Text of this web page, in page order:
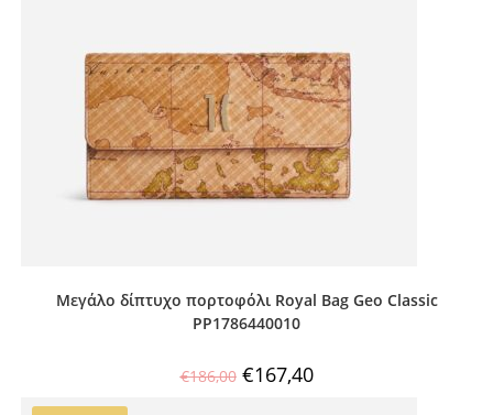
Μεγάλο δίπτυχο πορτοφόλι Royal Bag Geo Classic
PP1786440010
€186,00 €167,40